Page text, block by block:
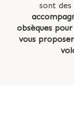
sont des
obsèques
vous